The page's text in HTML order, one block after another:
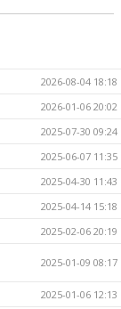
2026-08-04 18:18
2026-01-06 20:02
2025-07-30 09:24
2025-06-07 11:35
2025-04-30 11:43
2025-04-14 15:18
2025-02-06 20:19
2025-01-09 08:17
2025-01-06 12:13